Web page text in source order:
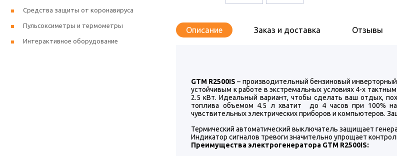
Описание Заказ и доставка Отзывы
GTM R2500IS – производительный бензиновый
устойчивым к работе в экстремальных условиях 4-х
2.5 кВт. Идеальный вариант, чтобы сделать ваш отдых,
топлива объемом 4.5 л хватит до 4 часов при 100%
чувствительных электрических приборов и компьютеров.
Термический автоматический выключатель защищает
Индикатор сигналов тревоги значительно упрощает
Преимущества электрогенератора GTM R2500IS:
Средства защиты от коронавируса
Пульсоксиметры и термометры
Интерактивное оборудование